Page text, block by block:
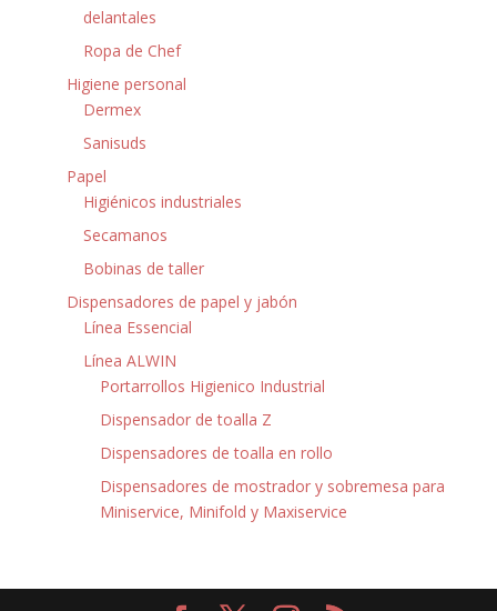
delantales
Ropa de Chef
Higiene personal
Dermex
Sanisuds
Papel
Higiénicos industriales
Secamanos
Bobinas de taller
Dispensadores de papel y jabón
Línea Essencial
Línea ALWIN
Portarrollos Higienico Industrial
Dispensador de toalla Z
Dispensadores de toalla en rollo
Dispensadores de mostrador y sobremesa para
Miniservice, Minifold y Maxiservice